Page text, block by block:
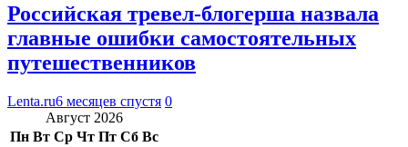
Российская тревел-блогерша назвала
главные ошибки самостоятельных
путешественников
Lenta.ru6 месяцев спустя 0
Август 2026
Пн Вт Ср Чт Пт Сб Вс